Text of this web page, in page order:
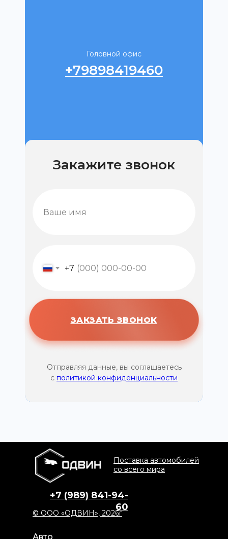
+79898419460
Головной офис
+7
Отправляя данные, вы соглашаетесь
с политикой конфиденциальности
ЗАКЗАТЬ ЗВОНОК
Закажите звонок
Авто
+7 (989) 841-94-
60
Поставка автомобилей
со всего мира
© ООО «ОДВИН», 2026г